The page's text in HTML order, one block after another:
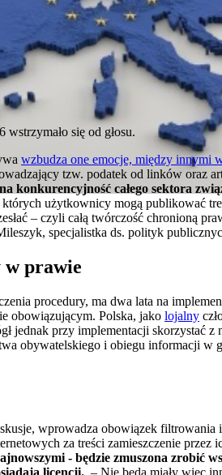
wstrzymało się od głosu.
wzbudza one emocje, między innymi
tzw. podatek od linków oraz
konkurencyjność całego sektora
użytkownicy mogą publikować
– czyli całą twórczość chronioną
specjalistka ds. polityk
w prawie
procedury, ma dwa lata na
obowiązującym. Polska, jako lojalny
jednak przy implementacji skorzystać
obywatelskiego i obiegu informacji w
wprowadza obowiązek
za treści zamieszczenie przez
- będzie zmuszona zrobić